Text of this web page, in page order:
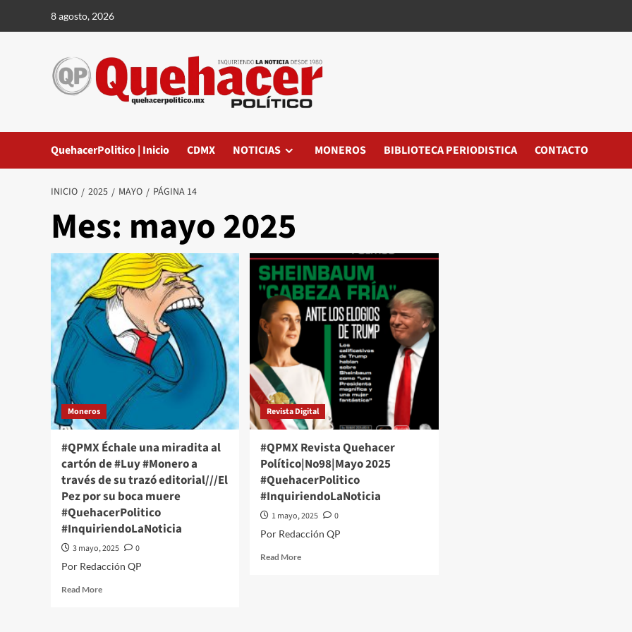
8 agosto, 2026
QuehacerPolitico | Inicio CDMX NOTICIAS MONEROS BIBLIOTECA PERIODISTICA CONTACTO
INICIO 2025 MAYO PÁGINA 14
Mes: mayo 2025
Moneros
#QPMX Échale una miradita al
cartón de #Luy #Monero a
través de su trazó editorial///El
Pez por su boca muere
#QuehacerPolitico
#InquiriendoLaNoticia
3 mayo, 2025
0
Por Redacción QP
Read MoreRead
Revista Digital
#QPMX Revista Quehacer
Político|No98|Mayo 2025
#QuehacerPolitico
#InquiriendoLaNoticia
1 mayo, 2025
0
Por Redacción QP
Read MoreRead